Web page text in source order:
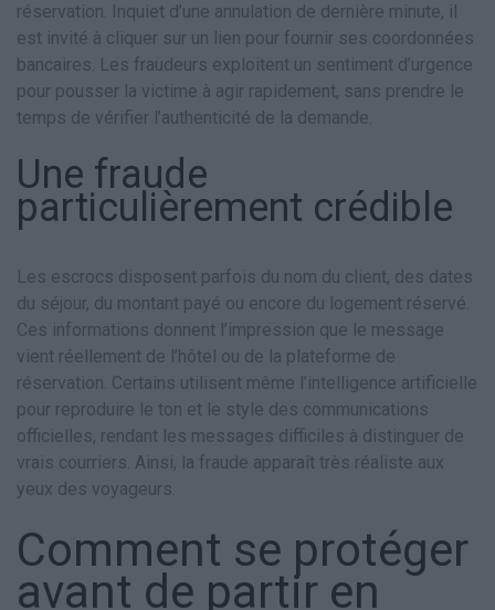
réservation. Inquiet d’une annulation de dernière minute, il
est invité à cliquer sur un lien pour fournir ses coordonnées
bancaires. Les fraudeurs exploitent un sentiment d’urgence
pour pousser la victime à agir rapidement, sans prendre le
temps de vérifier l’authenticité de la demande.
Une fraude
particulièrement crédible
Les escrocs disposent parfois du nom du client, des dates
du séjour, du montant payé ou encore du logement réservé.
Ces informations donnent l’impression que le message
vient réellement de l’hôtel ou de la plateforme de
réservation. Certains utilisent même l’intelligence artificielle
pour reproduire le ton et le style des communications
officielles, rendant les messages difficiles à distinguer de
vrais courriers. Ainsi, la fraude apparaît très réaliste aux
yeux des voyageurs.
Comment se protéger
avant de partir en